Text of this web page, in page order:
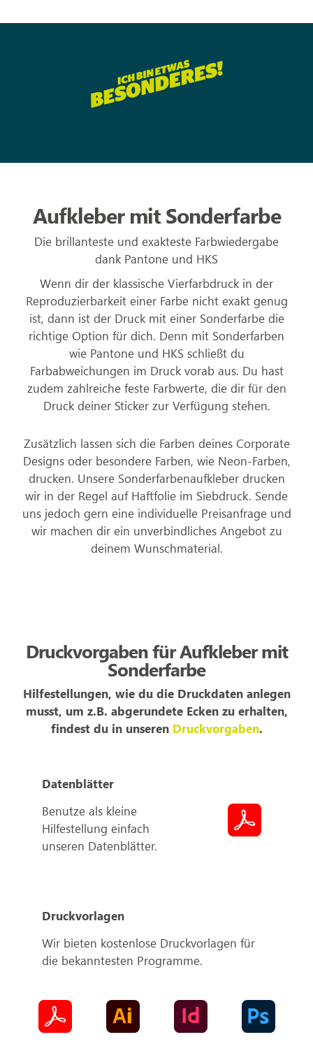
Aufkleber mit Sonderfarbe
Die brillanteste und exakteste Farbwiedergabe
dank Pantone und HKS
Wenn dir der klassische Vierfarbdruck in der
Reproduzierbarkeit einer Farbe nicht exakt genug
ist, dann ist der Druck mit einer Sonderfarbe die
richtige Option für dich. Denn mit Sonderfarben
wie Pantone und HKS schließt du
Farbabweichungen im Druck vorab aus. Du hast
zudem zahlreiche feste Farbwerte, die dir für den
Druck deiner Sticker zur Verfügung stehen.
Zusätzlich lassen sich die Farben deines Corporate
Designs oder besondere Farben, wie Neon-Farben,
drucken. Unsere Sonderfarbenaufkleber drucken
wir in der Regel auf Haftfolie im Siebdruck. Sende
uns jedoch gern eine individuelle Preisanfrage und
wir machen dir ein unverbindliches Angebot zu
deinem Wunschmaterial.
Druckvorgaben für Aufkleber mit
Sonderfarbe
Hilfestellungen, wie du die Druckdaten anlegen
musst, um z.B. abgerundete Ecken zu erhalten,
findest du in unseren Druckvorgaben.
Datenblätter
Benutze als kleine
Hilfestellung einfach
unseren Datenblätter.
Druckvorlagen
Wir bieten kostenlose Druckvorlagen für
die bekanntesten Programme.